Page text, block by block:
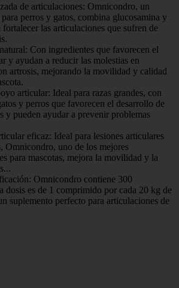
de articulaciones: Omnicondro, un
perros y gatos, combina glucosamina y
las articulaciones que sufren de
Con ingredientes que favorecen el
y ayudan a reducir las molestias en
artrosis, mejorando la movilidad y calidad
articular: Ideal para razas grandes, con
y perros que favorecen el desarrollo de
y pueden ayudar a prevenir problemas
eficaz: Ideal para lesiones articulares
Omnicondro, uno de los mejores
para mascotas, mejora la movilidad y la
Omnicondro contiene 300
dosis es de 1 comprimido por cada 20 kg de
suplemento perfecto para articulaciones de